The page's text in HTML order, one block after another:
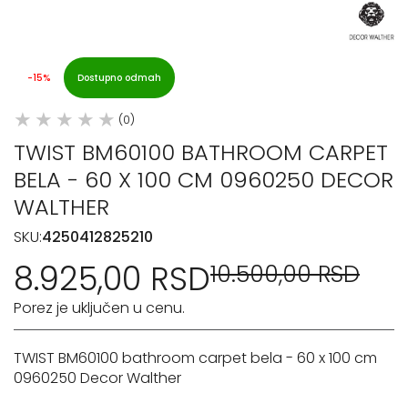
-15% Dostupno odmah
(0)
TWIST BM60100 BATHROOM CARPET
BELA - 60 X 100 CM 0960250 DECOR
WALTHER
SKU:4250412825210
8.925,00 RSD10.500,00 RSD
Porez je uključen u cenu.
TWIST BM60100 bathroom carpet bela - 60 x 100 cm
0960250 Decor Walther